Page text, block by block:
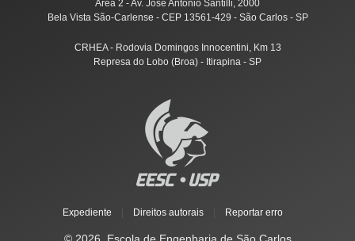
Área 2 - Av. José Antônio Santilli, 2000
Bela Vista São-Carlense - CEP 13561-429 - São Carlos - SP
CRHEA - Rodovia Domingos Innocentini, Km 13
Represa do Lobo (Broa) - Itirapina - SP
Expediente Direitos autorais Reportar erro